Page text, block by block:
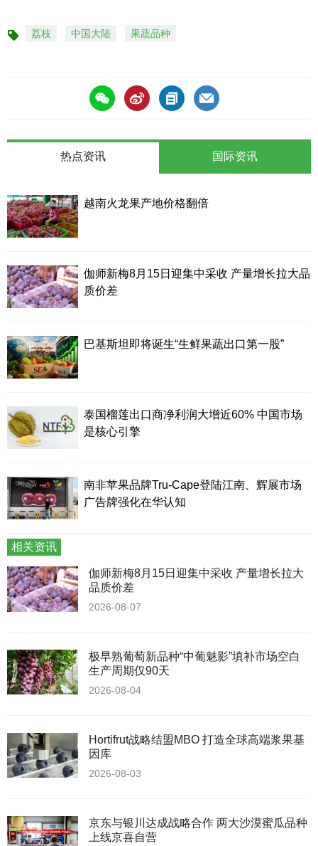
标 荔枝 中国大陆 果蔬品种
热点资讯
越南火龙果产地价格翻倍
伽师新梅8月15日迎集中采收 产量增长拉大品
质价差
巴基斯坦即将诞生“生鲜果蔬出口第一股”
泰国榴莲出口商净利润大增近60% 中国市场
是核心引擎
南非苹果品牌Tru-Cape登陆江南、辉展市场
广告牌强化在华认知
国际资讯
相关资讯
伽师新梅8月15日迎集中采收 产量增长拉大
品质价差
2026-08-07
极早熟葡萄新品种“中葡魅影”填补市场空白
生产周期仅90天
2026-08-04
Hortifrut战略结盟MBO 打造全球高端浆果基
因库
2026-08-03
京东与银川达成战略合作 两大沙漠蜜瓜品种
上线京喜自营